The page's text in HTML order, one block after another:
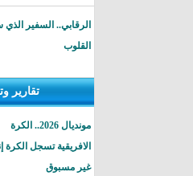
الرقابي.. السفير
القلوب
تقارير
مونديال 2026.. الكرة
الافريقية تسجل الكرة
غير مسبوق